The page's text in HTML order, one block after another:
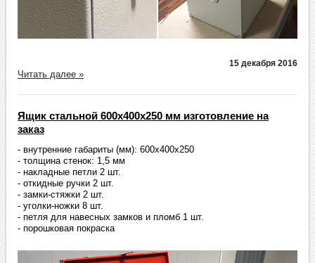
15 декабря 2016
Читать далее »
Ящик стальной 600х400х250 мм изготовление на
заказ
- внутренние габариты (мм): 600х400х250
- толщина стенок: 1,5 мм
- накладные петли 2 шт.
- откидные ручки 2 шт.
- замки-стяжки 2 шт.
- уголки-ножки 8 шт.
- петля для навесных замков и пломб 1 шт.
- порошковая покраска